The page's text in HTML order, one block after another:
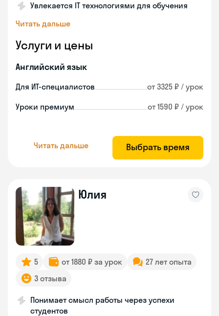
Увлекается IT технологиями для обучения
Читать дальше
Услуги и цены
Английский язык
Для ИТ-специалистов от 3325 ₽ / урок
Уроки премиум от 1590 ₽ / урок
Читать дальше Выбрать время
Юлия
5 от 1880 ₽ за урок
27 лет опыта
3 отзыва
Понимает смысл работы через успехи
студентов